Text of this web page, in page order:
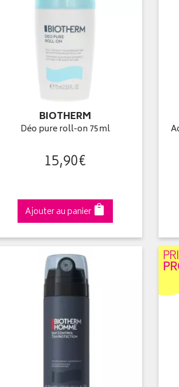
BIOTHERM
Déo pure roll-on 75ml
15,90€
Ajouter au panier